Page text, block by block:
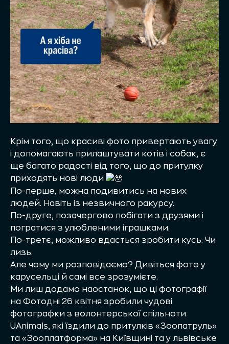
Крім того, що красиві фото привертають увагу
і допомагають прилаштувати котів і собак, є
ще багато радості від того, що до притулку
приходять нові люди
По-перше, можна подивитись на нових
людей. Навіть із незвичного ракурсу.
По-друге, позачергово побігати з друзями і
погратися з улюбленими іграшками.
По-третє, можливо вдасться зробити кусь. Чи
лизь.
Але чому ми розповідаємо? Дивіться фото у
карусельці й самі все зрозумієте.
Ми лиш додамо наостанок, що ці фотографії
на Фотодні 26 квітня зробили чудові
фотографки з волонтерської спільноти
UAnimals, які їздили до притулків «Зоопатруль»
та «Зооплатформа» на Київщині та у львівське